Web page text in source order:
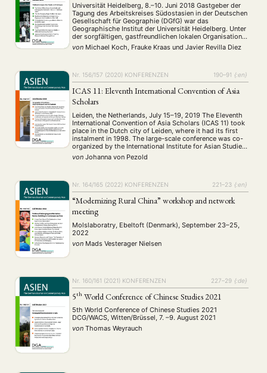
Universität Heidelberg, 8.–10. Juni 2018 Gastgeber der
Tagung des Arbeitskreises Südostasien in der Deutschen
Gesellschaft für Geographie (DGfG) war das
Geographische Institut der Universität Heidelberg. Unter
der sorgfältigen, gastfreundlichen lokalen Organisation
von Prof. Dr. Hans Gebhardt und Dr. Simon Runkel wurde
das 25. Jahrestreffen des Arbeitskreises zwischen dem
von Michael Koch, Frauke Kraas und Javier Revilla Diez
Nr. 156/157 (2020) KONFERENZEN 190–91 {:en}
ICAS 11: Eleventh International Convention of Asia
Scholars
Leiden, the Netherlands, July 15–19, 2019 The Eleventh
International Convention of Asia Scholars (ICAS 11) took
place in the Dutch city of Leiden, where it had its first
instalment in 1998. The large-scale conference was co-
organized by the International Institute for Asian Studies
(IIAS), Leiden University, and GIS Asie (the French
Academic Network for Asian …
von Johanna von Pezold
Nr. 164/165 (2022) KONFERENZEN 221–23 {:en}
“Modernizing Rural China” workshop and network
meeting
Molslaboratry, Ebeltoft (Denmark), September 23–25,
2022
von Mads Vesterager Nielsen
Nr. 160/161 (2021) KONFERENZEN 227–29 {:de}
5th World Conference of Chinese Studies 2021
5th World Conference of Chinese Studies 2021
DCG/WACS, Witten/Brüssel, 7. –9. August 2021
von Thomas Weyrauch